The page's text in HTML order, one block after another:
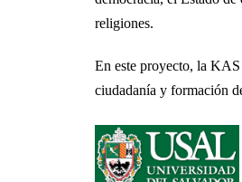
religiones.
En este proyecto, la
ciudadanía y formación